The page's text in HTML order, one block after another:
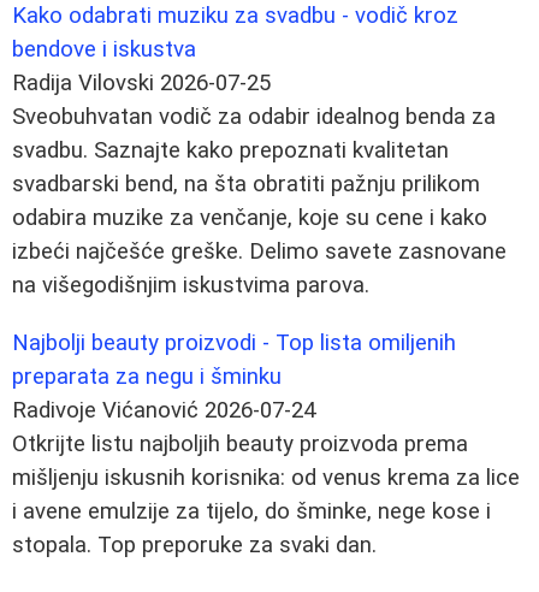
Kako odabrati muziku za svadbu - vodič kroz
bendove i iskustva
Radija Vilovski 2026-07-25
Sveobuhvatan vodič za odabir idealnog benda za
svadbu. Saznajte kako prepoznati kvalitetan
svadbarski bend, na šta obratiti pažnju prilikom
odabira muzike za venčanje, koje su cene i kako
izbeći najčešće greške. Delimo savete zasnovane
na višegodišnjim iskustvima parova.
Najbolji beauty proizvodi - Top lista omiljenih
preparata za negu i šminku
Radivoje Vićanović 2026-07-24
Otkrijte listu najboljih beauty proizvoda prema
mišljenju iskusnih korisnika: od venus krema za lice
i avene emulzije za tijelo, do šminke, nege kose i
stopala. Top preporuke za svaki dan.